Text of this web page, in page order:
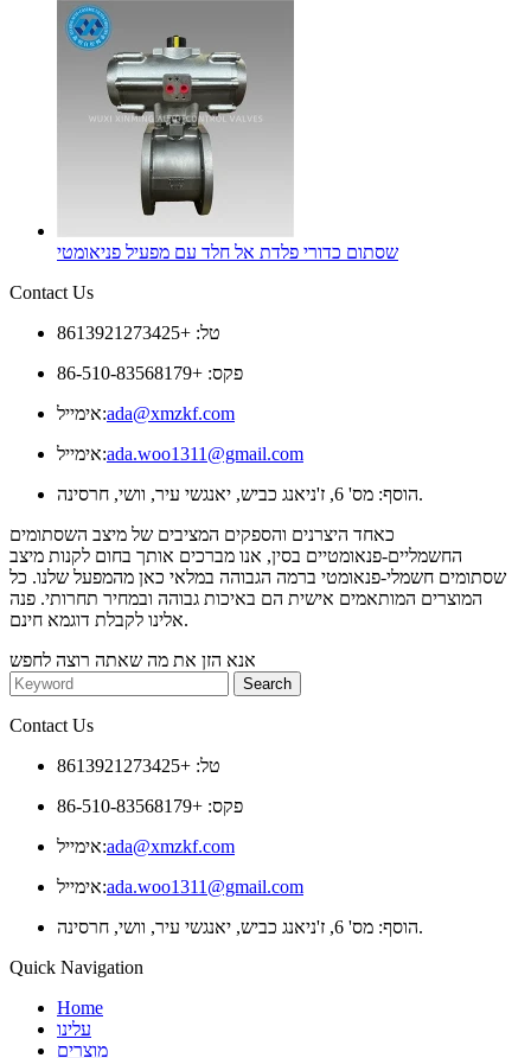
שסתום כדורי פלדת אל חלד עם מפעיל פניאומטי
Contact Us
טל: +8613921273425
פקס: +86-510-83568179
אימייל:ada@xmzkf.com
אימייל:ada.woo1311@gmail.com
הוסף: מס' 6, ז'ניאנג כביש, יאנגשי עיר, וושי, חרסינה.
כאחד היצרנים והספקים המציבים של מיצב השסתומים
החשמליים-פנאומטיים בסין, אנו מברכים אותך בחום לקנות מיצב
שסתומים חשמלי-פנאומטי ברמה הגבוהה במלאי כאן מהמפעל שלנו. כל
המוצרים המותאמים אישית הם באיכות גבוהה ובמחיר תחרותי. פנה
אלינו לקבלת דוגמא חינם.
אנא הזן את מה שאתה רוצה לחפש
Contact Us
טל: +8613921273425
פקס: +86-510-83568179
אימייל:ada@xmzkf.com
אימייל:ada.woo1311@gmail.com
הוסף: מס' 6, ז'ניאנג כביש, יאנגשי עיר, וושי, חרסינה.
Quick Navigation
Home
עלינו
מוצרים